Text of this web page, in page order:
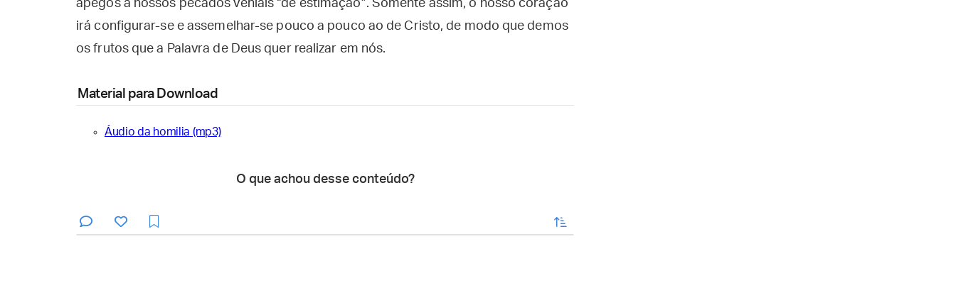
apegos a nossos pecados veniais “de estimação”. Somente assim, o nosso coração
irá configurar-se e assemelhar-se pouco a pouco ao de Cristo, de modo que demos
os frutos que a Palavra de Deus quer realizar em nós.
Material para Download
Áudio da homilia (mp3)
O que achou desse conteúdo?
enviar